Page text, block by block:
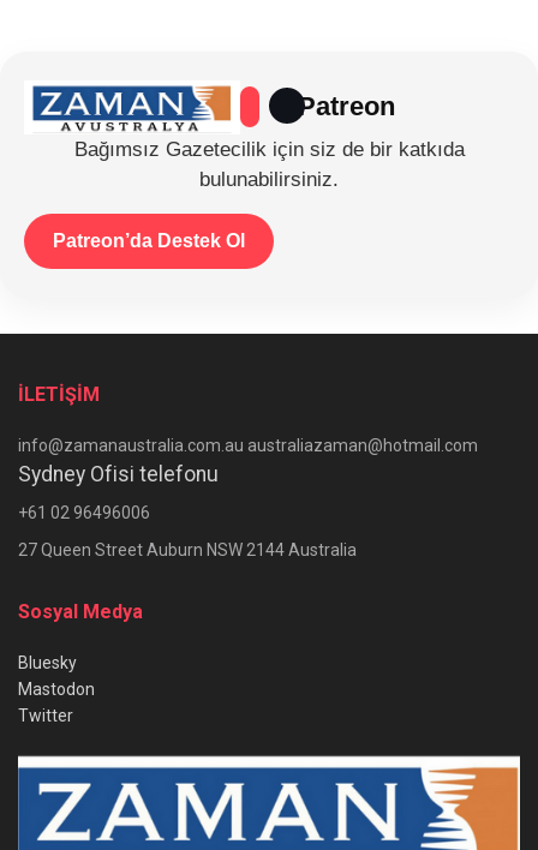
Patreon
Bağımsız Gazetecilik için siz de bir katkıda
bulunabilirsiniz.
Patreon’da Destek Ol
İLETİŞİM
info@zamanaustralia.com.au australiazaman@hotmail.com
Sydney Ofisi telefonu
+61 02 96496006
27 Queen Street Auburn NSW 2144 Australia
Sosyal Medya
Bluesky
Mastodon
Twitter